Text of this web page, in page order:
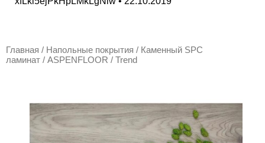
Главная / Напольные покрытия / Каменный SPC
ламинат / ASPENFLOOR / Trend